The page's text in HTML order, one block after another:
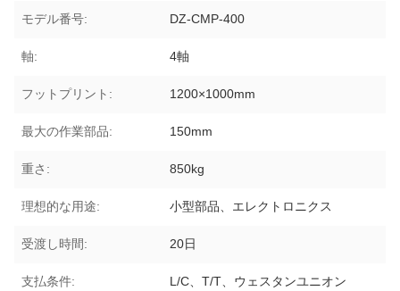
モデル番号: DZ-CMP-400
軸: 4軸
フットプリント: 1200×1000mm
最大の作業部品: 150mm
重さ: 850kg
理想的な用途: 小型部品、エレクトロニクス
受渡し時間: 20日
支払条件: L/C、T/T、ウェスタンユニオン